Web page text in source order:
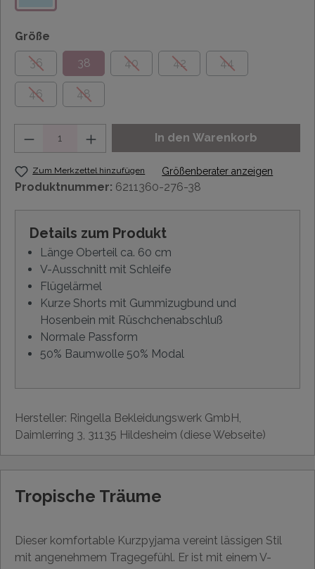
Größe
36
38 40 42 44
46 48
In den Warenkorb
Zum Merkzettel hinzufügen Größenberater anzeigen
Produktnummer: 6211360-276-38
Details zum Produkt
Länge Oberteil ca. 60 cm
V-Ausschnitt mit Schleife
Flügelärmel
Kurze Shorts mit Gummizugbund und
Hosenbein mit Rüschchenabschluß
Normale Passform
50% Baumwolle 50% Modal
Hersteller: Ringella Bekleidungswerk GmbH,
Daimlerring 3, 31135 Hildesheim (diese Webseite)
Tropische Träume
Dieser komfortable Kurzpyjama vereint lässigen Stil
mit angenehmem Tragegefühl. Er ist mit einem V-